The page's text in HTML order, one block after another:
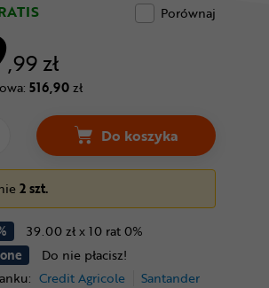
Porównaj
,99 zł
516,90zł
39.00 zł x 10 rat 0%
Do nie płacisz!
Credit Agricole
Santander
Do koszyka
2 szt.